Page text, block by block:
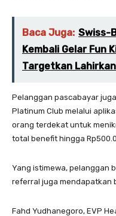
Baca Juga: Swiss-
Kembali Gelar Fun
Targetkan
Pelanggan pascabayar
Platinum Club melalui
orang terdekat untuk
total benefit hingga
Yang istimewa, pelanggan
referral juga mendapatkan
Fahd Yudhanegoro, EVP